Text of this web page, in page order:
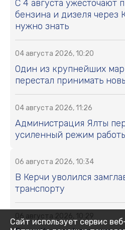
С 4 августа ужесточают
бензина и дизеля через
нужно знать
04 августа 2026, 10:20
Один из крупнейших
перестал принимать
04 августа 2026, 11:26
Администрация Ялты
усиленный режим
06 августа 2026, 10:34
В Керчи уволился
транспорту
Сайт использует сервис